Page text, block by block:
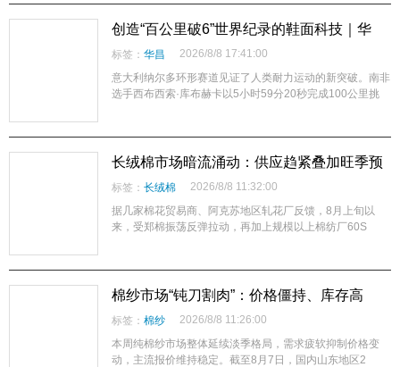
创造“百公里破6”世界纪录的鞋面科技｜华
昌“蜂鸟翼网纱”定义极致轻量
标签： 华昌
2026/8/8 17:41:00
意大利纳尔多环形赛道见证了人类耐力运动的新突破。南非
选手西布西索·库布赫卡以5小时59分20秒完成100公里挑
材料之一，正是华昌集团研发的超轻量创新材料——蜂鸟翼
术，正在为竞速跑鞋
长绒棉市场暗流涌动：供应趋紧叠加旺季预
期，棉企挺价底气渐足
标签： 长绒棉
2026/8/8 11:32:00
据几家棉花贸易商、阿克苏地区轧花厂反馈，8月上旬以
来，受郑棉振荡反弹拉动，再加上规模以上棉纺厂60S
棉纱市场“钝刀割肉”：价格僵持、库存高
企，纺企深陷亏损泥潭
标签： 棉纱
2026/8/8 11:26:00
本周纯棉纱市场整体延续淡季格局，需求疲软抑制价格变
动，主流报价维持稳定。截至8月7日，国内山东地区2